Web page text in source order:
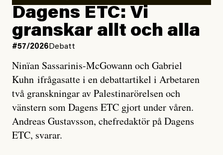
Dagens ETC: Vi
granskar allt och alla
#57/2026 Debatt
Ninïan Sassarinis-McGowann och Gabriel
Kuhn ifrågasatte i en debattartikel i Arbetaren
två granskningar av Palestinarörelsen och
vänstern som Dagens ETC gjort under våren.
Andreas Gustavsson, chefredaktör på Dagens
ETC, svarar.